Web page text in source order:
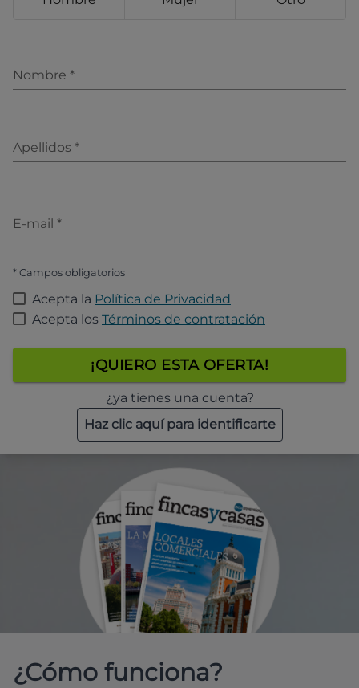
Nombre *
Apellidos *
E-mail *
* Campos obligatorios
Acepta la Política de Privacidad
Acepta los Términos de contratación
¡QUIERO ESTA OFERTA!
¿ya tienes una cuenta?
Haz clic aquí para identificarte
¿Cómo funciona?